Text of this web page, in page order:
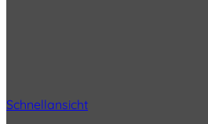
Schnellansicht